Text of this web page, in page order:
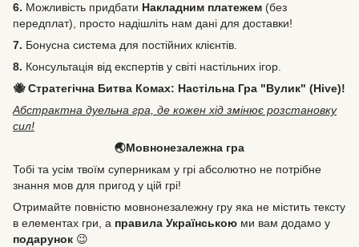
6. Можливість придбати Накладним платежем (без
передплат), просто надішліть нам дані для доставки!
7. Бонусна система для постійних клієнтів.
8. Консультація від експертів у світі настільних ігор.
🐝 Стратегічна Битва Комах: Настільна Гра "Вулик" (Hive)!
Абстрактна дуельна гра, де кожен хід змінює розстановку
сил!
🌏Мовнонезалежна гра
Тобі та усім твоїм суперникам у грі абсолютно не потрібне
знання мов для пригод у цій грі!
Отримайте повністю мовнонезалежну гру яка не містить тексту
в елементах гри, а правила Українською ми вам додамо у
подарунок 😉